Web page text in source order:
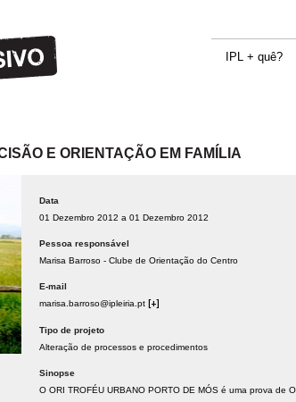
IPL + quê?
E ORIENTAÇÃO EM FAMÍLIA
Data
01 Dezembro 2012 a 01 Dezembro 2012
Pessoa responsável
Marisa Barroso - Clube de Orientação do Centro
E-mail
marisa.barroso@ipleiria.pt [+]
Tipo de projeto
Alteração de processos e procedimentos
Sinopse
O ORI TROFÉU URBANO PORTO DE MÓS é uma prova